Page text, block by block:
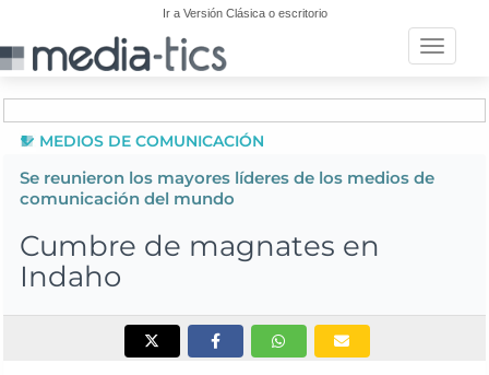
Ir a Versión Clásica o escritorio
Toggle
MEDIOS DE COMUNICACIÓN
Se reunieron los mayores líderes de los medios de
comunicación del mundo
Cumbre de magnates en
Indaho